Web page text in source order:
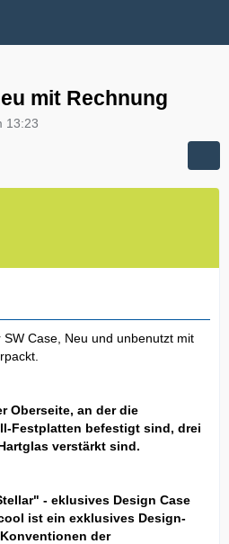
mit Rechnung
13:23
Case, Neu und unbenutzt mit
Oberseite, an der die
Festplatten befestigt sind, drei
verstärkt sind.
- eklusives Design Case
ist ein exklusives Design-
der